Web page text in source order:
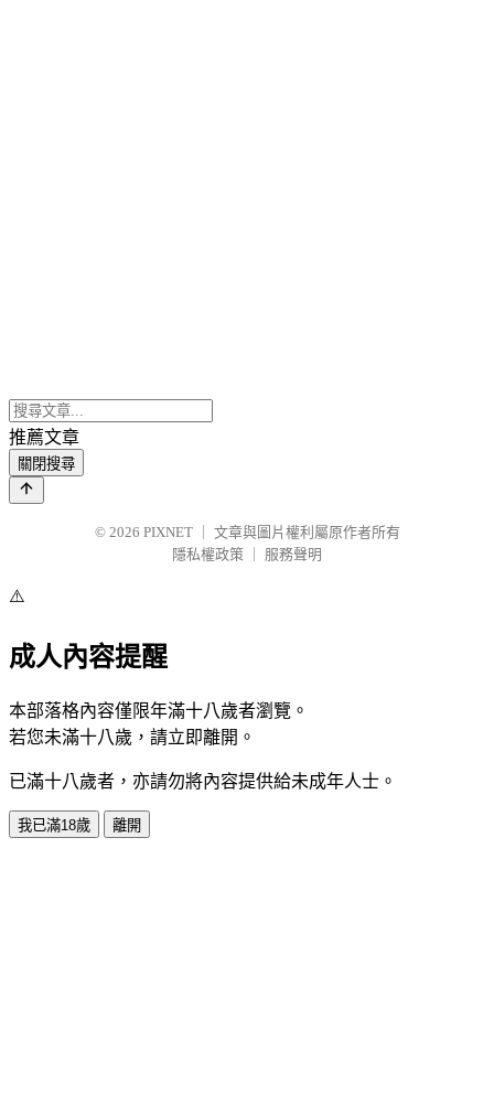
推薦文章
關閉搜尋
© 2026 PIXNET
文章與圖片權利屬原作者所有
隱私權政策
服務聲明
⚠️
成人內容提醒
本部落格內容僅限年滿十八歲者瀏覽。
若您未滿十八歲，請立即離開。
已滿十八歲者，亦請勿將內容提供給未成年人士。
我已滿18歲 離開